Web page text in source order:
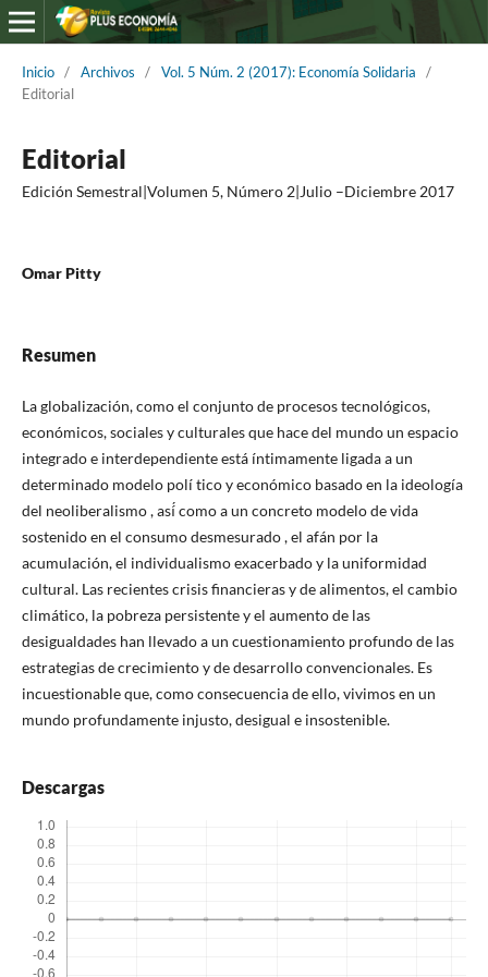
Inicio / Archivos / Vol. 5 Núm. 2 (2017): Economía Solidaria
/
Editorial
Editorial
Edición Semestral|Volumen 5, Número 2|Julio –Diciembre 2017
Omar Pitty
Resumen
La globalización, como el conjunto de procesos tecnológicos,
económicos, sociales y culturales que hace del mundo un espacio
integrado e interdependiente está íntimamente ligada a un
determinado modelo polí tico y económico basado en la ideología
del neoliberalismo , así́ como a un concreto modelo de vida
sostenido en el consumo desmesurado , el afán por la
acumulación, el individualismo exacerbado y la uniformidad
cultural. Las recientes crisis financieras y de alimentos, el cambio
climático, la pobreza persistente y el aumento de las
desigualdades han llevado a un cuestionamiento profundo de las
estrategias de crecimiento y de desarrollo convencionales. Es
incuestionable que, como consecuencia de ello, vivimos en un
mundo profundamente injusto, desigual e insostenible.
Descargas